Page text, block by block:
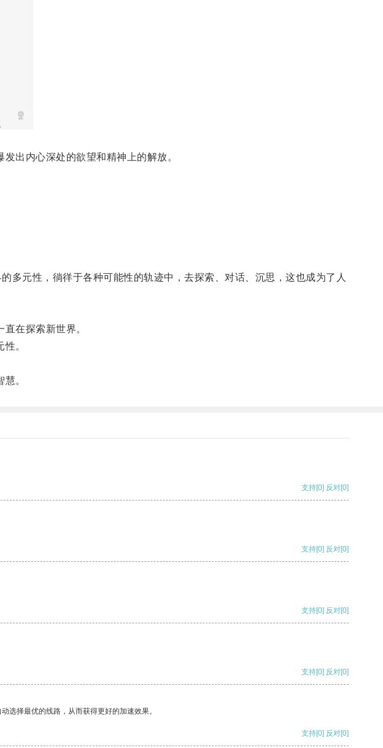
出内心深处的欲望和精神上的解放。
元性，徜徉于各种可能性的轨迹中，去探索、对话、沉思，这也成为了人
在探索新世界。
。
。
支持[0] 反对[0]
支持[0] 反对[0]
支持[0] 反对[0]
支持[0] 反对[0]
选择最优的线路，从而获得更好的加速效果。
支持[0] 反对[0]